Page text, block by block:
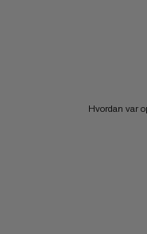
Hvordan var